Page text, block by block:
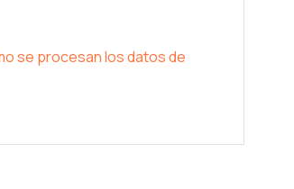
se procesan los datos de